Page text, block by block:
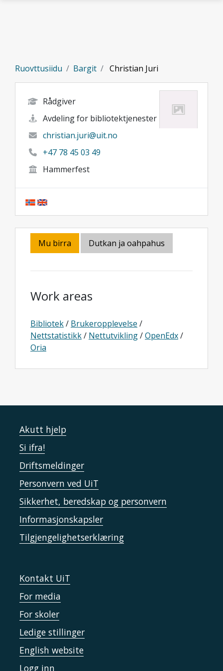
Ruovttusiidu Bargit Christian Juri
Rådgiver
Avdeling for bibliotektjenester
christian.juri@uit.no
+47 78 45 03 49
Hammerfest
Mu birra Dutkan ja oahpahus
Work areas
Bibliotek/ Brukeropplevelse /
Nettstatistikk/ Nettutvikling/OpenEdx/
Oria
Akutt hjelp
Si ifra!
Driftsmeldinger
Personvern ved UiT
Sikkerhet, beredskap og personvern
Informasjonskapsler
Tilgjengelighetserklæring
Kontakt UiT
For media
For skoler
Ledige stillinger
English website
Logg inn